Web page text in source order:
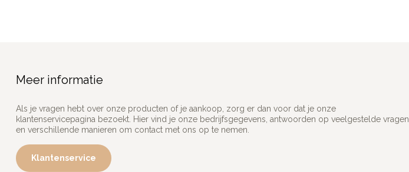
Meer informatie
Als je vragen hebt over onze producten of je aankoop, zorg er dan voor dat je onze
klantenservicepagina bezoekt. Hier vind je onze bedrijfsgegevens, antwoorden op veelgestelde vragen
en verschillende manieren om contact met ons op te nemen.
Klantenservice